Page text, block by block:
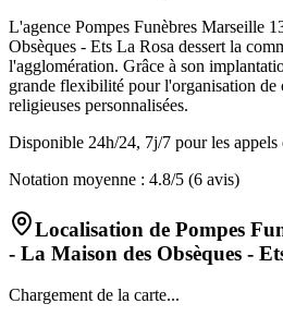
L'agence Pompes Funèbres Marseille
Obsèques - Ets La Rosa dessert la
l'agglomération. Grâce à son
grande flexibilité pour l'organisation de
religieuses personnalisées.
Disponible 24h/24, 7j/7 pour les appels
Notation moyenne : 4.8/5 (6 avis)
Localisation de Pompes
- La Maison des Obsèques -
Chargement de la carte...